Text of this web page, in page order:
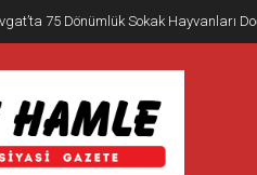
75 Dönümlük Sokak Hayvanları